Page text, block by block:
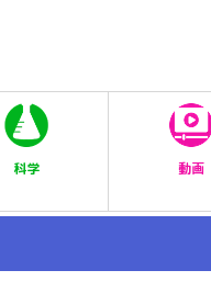
科学 動画